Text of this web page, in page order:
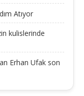
Atıyor
kulislerinde
Erhan Ufak son